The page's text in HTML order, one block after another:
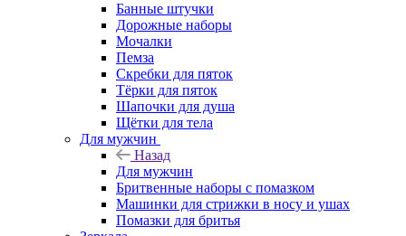
Банные штучки
Дорожные наборы
Мочалки
Пемза
Скребки для пяток
Тёрки для пяток
Шапочки для душа
Щётки для тела
Для мужчин
Назад
Для мужчин
Бритвенные наборы с помазком
Машинки для стрижки в носу и ушах
Помазки для бритья